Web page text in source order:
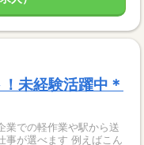
未経験活躍中＊
業での軽作業や駅から送
事が選べます 例えばこん